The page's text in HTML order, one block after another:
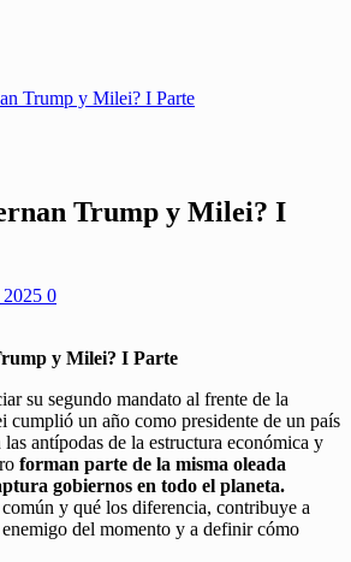
Trump y Milei? I Parte
Trump y Milei? I
2025 0
y Milei? I Parte
su segundo mandato al frente de la
cumplió un año como presidente de un país
antípodas de la estructura económica y
forman parte de la misma oleada
gobiernos en todo el planeta.
y qué los diferencia, contribuye a
del momento y a definir cómo